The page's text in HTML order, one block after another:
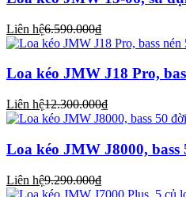
Liên hệ6.590.000₫
Loa kéo JMW J18 Pro,
Liên hệ12.300.000₫
Loa kéo JMW J8000, bass
Liên hệ9.290.000₫